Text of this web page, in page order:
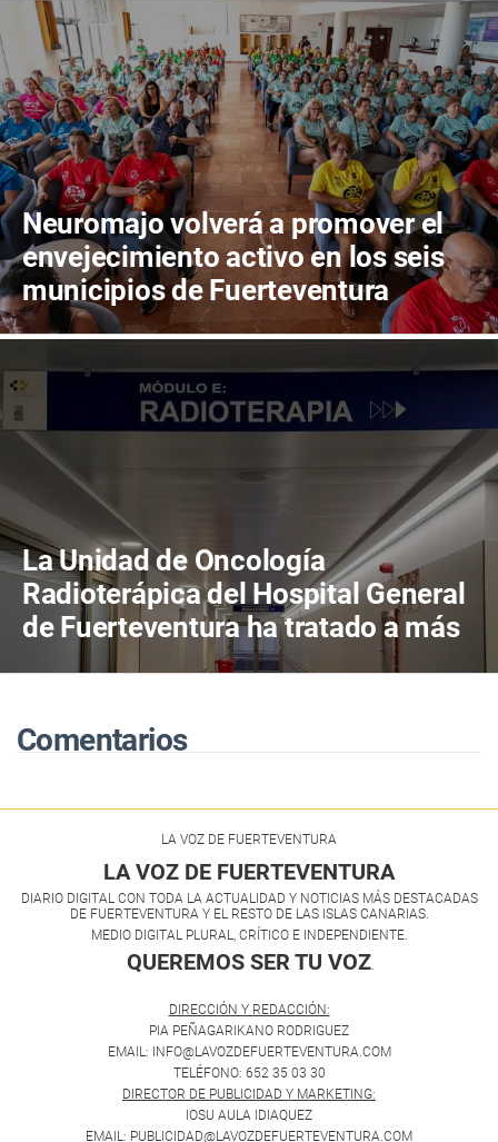
Neuromajo volverá a promover el
envejecimiento activo en los seis
municipios de Fuerteventura
La Unidad de Oncología
Radioterápica del Hospital General
de Fuerteventura ha tratado a más
de 800 pacientes en sus primeros
Comentarios
LA VOZ DE FUERTEVENTURA
LA VOZ DE FUERTEVENTURA
DIARIO DIGITAL CON TODA LA ACTUALIDAD Y NOTICIAS MÁS DESTACADAS
DE FUERTEVENTURA Y EL RESTO DE LAS ISLAS CANARIAS.
MEDIO DIGITAL PLURAL, CRÍTICO E INDEPENDIENTE.
QUEREMOS SER TU VOZ.
DIRECCIÓN Y REDACCIÓN:
PIA PEÑAGARIKANO RODRIGUEZ
EMAIL: INFO@LAVOZDEFUERTEVENTURA.COM
TELÉFONO: 652 35 03 30
DIRECTOR DE PUBLICIDAD Y MARKETING:
IOSU AULA IDIAQUEZ
EMAIL: PUBLICIDAD@LAVOZDEFUERTEVENTURA.COM